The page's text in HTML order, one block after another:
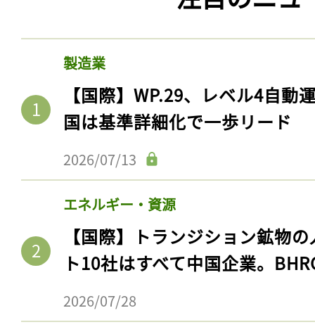
製造業
【国際】WP.29、レベル4自動
国は基準詳細化で一歩リード
2026/07/13
エネルギー・資源
【国際】トランジション鉱物
ト10社はすべて中国企業。
2026/07/28